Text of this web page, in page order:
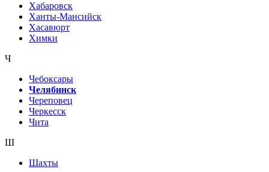
Хабаровск
Ханты-Мансийск
Хасавюрт
Химки
Ч
Чебоксары
Челябинск
Череповец
Черкесск
Чита
Ш
Шахты